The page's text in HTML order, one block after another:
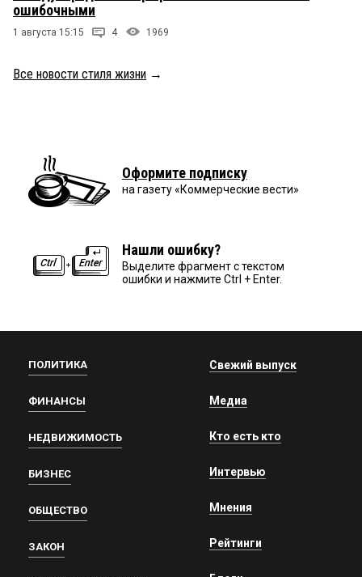
ошибочными
1 августа 15:15 4 1969
Все новости стиля жизни →
Оформите подписку
на газету «Коммерческие вести»
Нашли ошибку?
Выделите фрагмент с текстом
ошибки и нажмите Ctrl + Enter.
ПОЛИТИКА
ФИНАНСЫ
НЕДВИЖИМОСТЬ
БИЗНЕС
ОБЩЕСТВО
ЗАКОН
Свежий выпуск
Медиа
Кто есть кто
Интервью
Мнения
Рейтинги